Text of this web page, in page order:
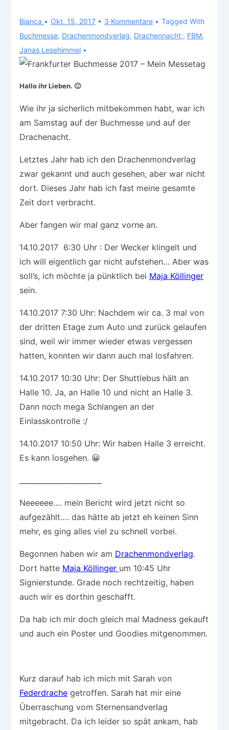
Bianca Okt. 15, 2017 3 Kommentare
Tagged With
Buchmesse, Drachenmondverlag, Drachennacht;, FBM,
Janas Lesehimmel
Hallo ihr Lieben. 🙂
Wie ihr ja sicherlich mitbekommen habt, war ich
am Samstag auf der Buchmesse und auf der
Drachenacht.
Letztes Jahr hab ich den Drachenmondverlag
zwar gekannt und auch gesehen, aber war nicht
dort. Dieses Jahr hab ich fast meine gesamte
Zeit dort verbracht.
Aber fangen wir mal ganz vorne an.
14.10.2017 6:30 Uhr : Der Wecker klingelt und
ich will eigentlich gar nicht aufstehen… Aber was
soll’s, ich möchte ja pünktlich bei Maja Köllinger
sein.
14.10.2017 7:30 Uhr: Nachdem wir ca. 3 mal von
der dritten Etage zum Auto und zurück gelaufen
sind, weil wir immer wieder etwas vergessen
hatten, konnten wir dann auch mal losfahren.
14.10.2017 10:30 Uhr: Der Shuttlebus hält an
Halle 10. Ja, an Halle 10 und nicht an Halle 3.
Dann noch mega Schlangen an der
Einlasskontrolle :/
14.10.2017 10:50 Uhr: Wir haben Halle 3 erreicht.
Es kann losgehen. 😀
Neeeeee…. mein Bericht wird jetzt nicht so
aufgezählt…. das hätte ab jetzt eh keinen Sinn
mehr, es ging alles viel zu schnell vorbei.
Begonnen haben wir am Drachenmondverlag.
Dort hatte Maja Köllinger um 10:45 Uhr
Signierstunde. Grade noch rechtzeitig, haben
auch wir es dorthin geschafft.
Da hab ich mir doch gleich mal Madness gekauft
und auch ein Poster und Goodies mitgenommen.
Kurz darauf hab ich mich mit Sarah von
Federdrache getroffen. Sarah hat mir eine
Überraschung vom Sternensandverlag
mitgebracht. Da ich leider so spät ankam, hab